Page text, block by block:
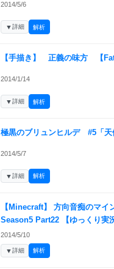
2014/5/6
▼詳細 解析
【手描き】 正義の味方 【
2014/1/14
▼詳細 解析
極黒のブリュンヒルデ #5「天
2014/5/7
▼詳細 解析
【Minecraft】 方向音痴のマイ
Season5 Part22 【ゆっくり実
2014/5/10
▼詳細 解析